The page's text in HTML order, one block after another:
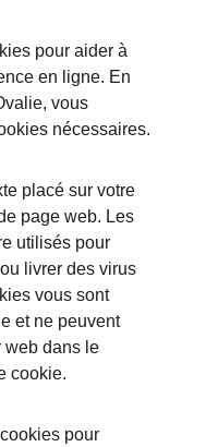
pour aider à
en ligne. En
vous
nécessaires.
placé sur votre
page web. Les
utilisés pour
livrer des virus
vous sont
et ne peuvent
web dans le
cookie.
pour